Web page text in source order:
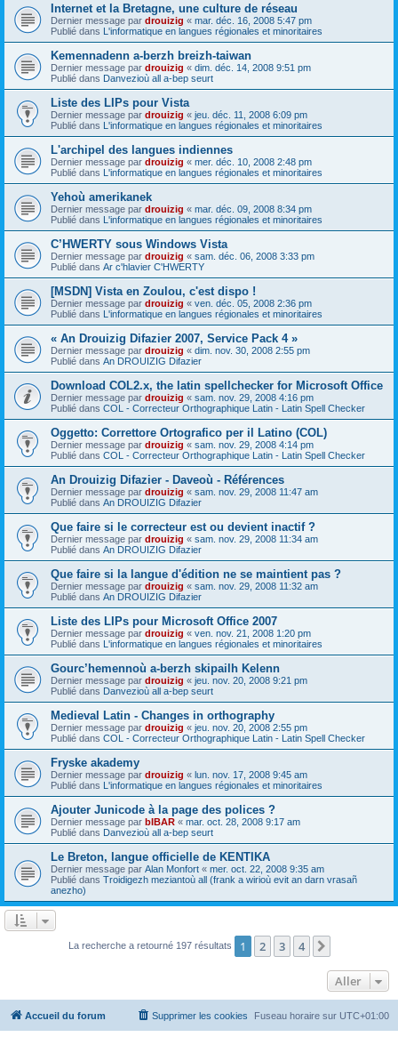
Internet et la Bretagne, une culture de réseau
Dernier message par drouizig « mar. déc. 16, 2008 5:47 pm
Publié dans L'informatique en langues régionales et minoritaires
Kemennadenn a-berzh breizh-taiwan
Dernier message par drouizig « dim. déc. 14, 2008 9:51 pm
Publié dans Danvezioù all a-bep seurt
Liste des LIPs pour Vista
Dernier message par drouizig « jeu. déc. 11, 2008 6:09 pm
Publié dans L'informatique en langues régionales et minoritaires
L'archipel des langues indiennes
Dernier message par drouizig « mer. déc. 10, 2008 2:48 pm
Publié dans L'informatique en langues régionales et minoritaires
Yehoù amerikanek
Dernier message par drouizig « mar. déc. 09, 2008 8:34 pm
Publié dans L'informatique en langues régionales et minoritaires
C’HWERTY sous Windows Vista
Dernier message par drouizig « sam. déc. 06, 2008 3:33 pm
Publié dans Ar c'hlavier C'HWERTY
[MSDN] Vista en Zoulou, c'est dispo !
Dernier message par drouizig « ven. déc. 05, 2008 2:36 pm
Publié dans L'informatique en langues régionales et minoritaires
« An Drouizig Difazier 2007, Service Pack 4 »
Dernier message par drouizig « dim. nov. 30, 2008 2:55 pm
Publié dans An DROUIZIG Difazier
Download COL2.x, the latin spellchecker for Microsoft Office
Dernier message par drouizig « sam. nov. 29, 2008 4:16 pm
Publié dans COL - Correcteur Orthographique Latin - Latin Spell Checker
Oggetto: Correttore Ortografico per il Latino (COL)
Dernier message par drouizig « sam. nov. 29, 2008 4:14 pm
Publié dans COL - Correcteur Orthographique Latin - Latin Spell Checker
An Drouizig Difazier - Daveoù - Références
Dernier message par drouizig « sam. nov. 29, 2008 11:47 am
Publié dans An DROUIZIG Difazier
Que faire si le correcteur est ou devient inactif ?
Dernier message par drouizig « sam. nov. 29, 2008 11:34 am
Publié dans An DROUIZIG Difazier
Que faire si la langue d'édition ne se maintient pas ?
Dernier message par drouizig « sam. nov. 29, 2008 11:32 am
Publié dans An DROUIZIG Difazier
Liste des LIPs pour Microsoft Office 2007
Dernier message par drouizig « ven. nov. 21, 2008 1:20 pm
Publié dans L'informatique en langues régionales et minoritaires
Gourc’hemennoù a-berzh skipailh Kelenn
Dernier message par drouizig « jeu. nov. 20, 2008 9:21 pm
Publié dans Danvezioù all a-bep seurt
Medieval Latin - Changes in orthography
Dernier message par drouizig « jeu. nov. 20, 2008 2:55 pm
Publié dans COL - Correcteur Orthographique Latin - Latin Spell Checker
Fryske akademy
Dernier message par drouizig « lun. nov. 17, 2008 9:45 am
Publié dans L'informatique en langues régionales et minoritaires
Ajouter Junicode à la page des polices ?
Dernier message par bIBAR « mar. oct. 28, 2008 9:17 am
Publié dans Danvezioù all a-bep seurt
Le Breton, langue officielle de KENTIKA
Dernier message par Alan Monfort « mer. oct. 22, 2008 9:35 am
Publié dans Troidigezh meziantoù all (frank a wirioù evit an darn vrasañ
anezho)
La recherche a retourné 197 résultats 1 2 3 4
Aller
Accueil du forum Fuseau horaire sur UTC+01:00
Supprimer les cookies